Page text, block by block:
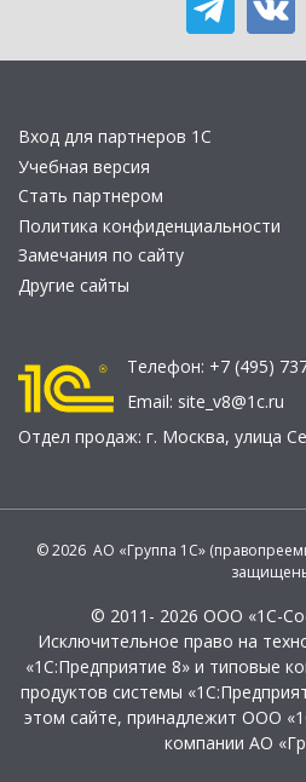
Вход для партнеров 1С
Учебная версия
Стать партнером
Политика конфиденциальности
Замечания по сайту
Другие сайты
Телефон: +7 (495)
Email: site_v8@1c.ru
Отдел продаж: г. Москва, улица
© 2026 АО «Группа 1С»
© 2011- 2026 ООО «1С-
Исключительное право на
«1С:Предприятие 8» и типовые
продуктов системы
этом сайте, принадлежит ООО
компании АО